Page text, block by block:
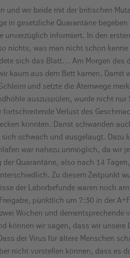
und wir beide mit der britischen
in gesetzliche Quarantäne
informiert. In den
nichts, was man nicht schon
sich das Blatt… Am Morgen des
kaum aus dem Bett kamen. Damit
und setzte die Atemwege
auszuspülen, wurde nicht
Verlust des
konnten. Damit schwanden
schwach und ausgelaugt. Dazu
war nahezu unmöglich, da wir
Quarantäne, also nach 14
Zu diesem Zeitpunkt
der Laborbefunde waren noch
pünktlich um 7:30 in der
Wochen und dementsprechende
können wir sagen, dass wir
der Virus für ältere Menschen
nicht vorstellen können, dass es